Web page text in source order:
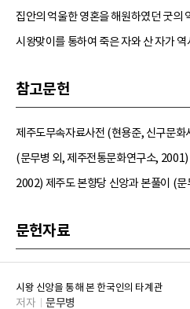
집안의 억울한 영혼을 해원하였던 굿의
시왕맞이를 통하여 죽은 자와 산 자가
참고문헌
제주도무속자료사전 (현용준, 신구문
(문무병 외, 제주전통문화연구소,
2002) 제주도 본향당 신앙과 본풀이 (
문헌자료
시왕 신앙을 통해 본 한국인의 타계관
저자 문무병